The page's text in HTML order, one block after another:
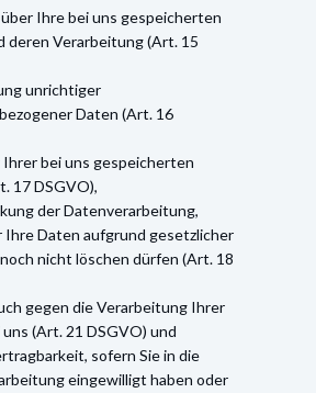
Ihre bei uns gespeicherten
deren Verarbeitung (Art. 15
unrichtiger
Daten (Art. 16
Ihrer bei uns gespeicherten
17 DSGVO),
der Datenverarbeitung,
Ihre Daten aufgrund gesetzlicher
nicht löschen dürfen (Art. 18
gegen die Verarbeitung Ihrer
(Art. 21 DSGVO) und
sofern Sie in die
eingewilligt haben oder